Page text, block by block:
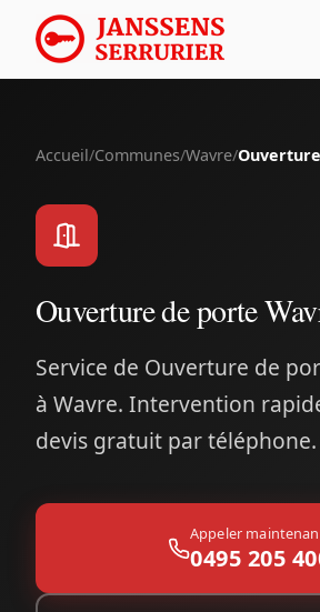
Accueil/Communes/Wavre/
Ouverture de porte
Service de Ouverture de
à Wavre. Intervention
devis gratuit par téléphone.
Appeler
0495 205